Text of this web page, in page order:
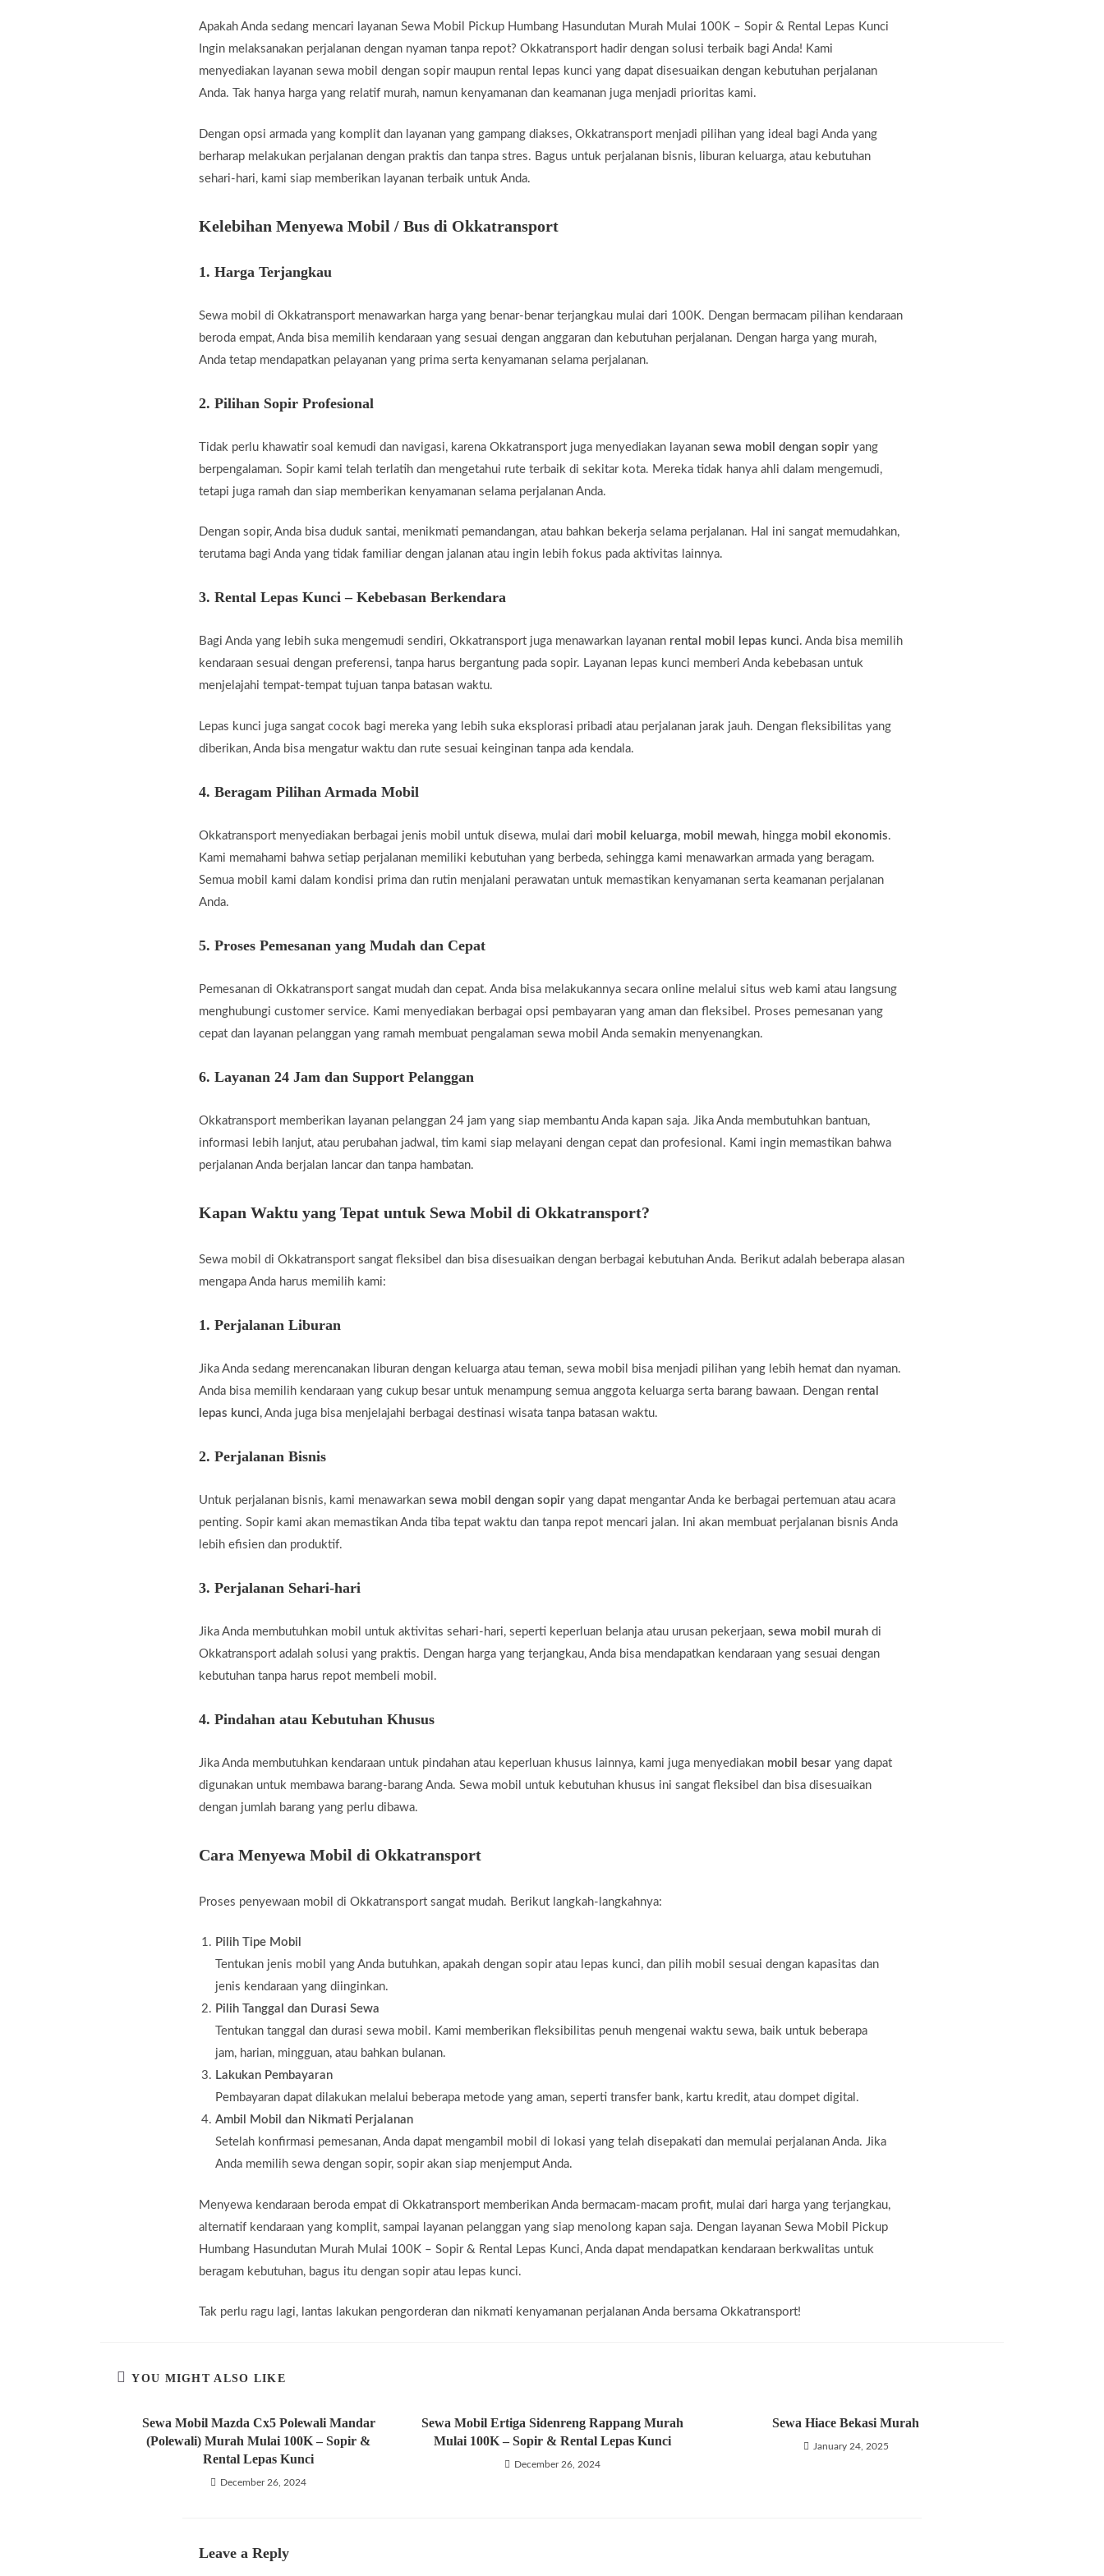
Apakah Anda sedang mencari layanan Sewa Mobil Pickup Humbang Hasundutan Murah Mulai 100K – Sopir & Rental Lepas Kunci
Ingin melaksanakan perjalanan dengan nyaman tanpa repot? Okkatransport hadir dengan solusi terbaik bagi Anda! Kami
menyediakan layanan sewa mobil dengan sopir maupun rental lepas kunci yang dapat disesuaikan dengan kebutuhan perjalanan
Anda. Tak hanya harga yang relatif murah, namun kenyamanan dan keamanan juga menjadi prioritas kami.
Dengan opsi armada yang komplit dan layanan yang gampang diakses, Okkatransport menjadi pilihan yang ideal bagi Anda yang
berharap melakukan perjalanan dengan praktis dan tanpa stres. Bagus untuk perjalanan bisnis, liburan keluarga, atau kebutuhan
sehari-hari, kami siap memberikan layanan terbaik untuk Anda.
Kelebihan Menyewa Mobil / Bus di Okkatransport
1. Harga Terjangkau
Sewa mobil di Okkatransport menawarkan harga yang benar-benar terjangkau mulai dari 100K. Dengan bermacam pilihan kendaraan
beroda empat, Anda bisa memilih kendaraan yang sesuai dengan anggaran dan kebutuhan perjalanan. Dengan harga yang murah,
Anda tetap mendapatkan pelayanan yang prima serta kenyamanan selama perjalanan.
2. Pilihan Sopir Profesional
Tidak perlu khawatir soal kemudi dan navigasi, karena Okkatransport juga menyediakan layanan sewa mobil dengan sopir yang
berpengalaman. Sopir kami telah terlatih dan mengetahui rute terbaik di sekitar kota. Mereka tidak hanya ahli dalam mengemudi,
tetapi juga ramah dan siap memberikan kenyamanan selama perjalanan Anda.
Dengan sopir, Anda bisa duduk santai, menikmati pemandangan, atau bahkan bekerja selama perjalanan. Hal ini sangat memudahkan,
terutama bagi Anda yang tidak familiar dengan jalanan atau ingin lebih fokus pada aktivitas lainnya.
3. Rental Lepas Kunci – Kebebasan Berkendara
Bagi Anda yang lebih suka mengemudi sendiri, Okkatransport juga menawarkan layanan rental mobil lepas kunci. Anda bisa memilih
kendaraan sesuai dengan preferensi, tanpa harus bergantung pada sopir. Layanan lepas kunci memberi Anda kebebasan untuk
menjelajahi tempat-tempat tujuan tanpa batasan waktu.
Lepas kunci juga sangat cocok bagi mereka yang lebih suka eksplorasi pribadi atau perjalanan jarak jauh. Dengan fleksibilitas yang
diberikan, Anda bisa mengatur waktu dan rute sesuai keinginan tanpa ada kendala.
4. Beragam Pilihan Armada Mobil
Okkatransport menyediakan berbagai jenis mobil untuk disewa, mulai dari mobil keluarga, mobil mewah, hingga mobil ekonomis.
Kami memahami bahwa setiap perjalanan memiliki kebutuhan yang berbeda, sehingga kami menawarkan armada yang beragam.
Semua mobil kami dalam kondisi prima dan rutin menjalani perawatan untuk memastikan kenyamanan serta keamanan perjalanan
Anda.
5. Proses Pemesanan yang Mudah dan Cepat
Pemesanan di Okkatransport sangat mudah dan cepat. Anda bisa melakukannya secara online melalui situs web kami atau langsung
menghubungi customer service. Kami menyediakan berbagai opsi pembayaran yang aman dan fleksibel. Proses pemesanan yang
cepat dan layanan pelanggan yang ramah membuat pengalaman sewa mobil Anda semakin menyenangkan.
6. Layanan 24 Jam dan Support Pelanggan
Okkatransport memberikan layanan pelanggan 24 jam yang siap membantu Anda kapan saja. Jika Anda membutuhkan bantuan,
informasi lebih lanjut, atau perubahan jadwal, tim kami siap melayani dengan cepat dan profesional. Kami ingin memastikan bahwa
perjalanan Anda berjalan lancar dan tanpa hambatan.
Kapan Waktu yang Tepat untuk Sewa Mobil di Okkatransport?
Sewa mobil di Okkatransport sangat fleksibel dan bisa disesuaikan dengan berbagai kebutuhan Anda. Berikut adalah beberapa alasan
mengapa Anda harus memilih kami:
1. Perjalanan Liburan
Jika Anda sedang merencanakan liburan dengan keluarga atau teman, sewa mobil bisa menjadi pilihan yang lebih hemat dan nyaman.
Anda bisa memilih kendaraan yang cukup besar untuk menampung semua anggota keluarga serta barang bawaan. Dengan rental
lepas kunci, Anda juga bisa menjelajahi berbagai destinasi wisata tanpa batasan waktu.
2. Perjalanan Bisnis
Untuk perjalanan bisnis, kami menawarkan sewa mobil dengan sopir yang dapat mengantar Anda ke berbagai pertemuan atau acara
penting. Sopir kami akan memastikan Anda tiba tepat waktu dan tanpa repot mencari jalan. Ini akan membuat perjalanan bisnis Anda
lebih efisien dan produktif.
3. Perjalanan Sehari-hari
Jika Anda membutuhkan mobil untuk aktivitas sehari-hari, seperti keperluan belanja atau urusan pekerjaan, sewa mobil murah di
Okkatransport adalah solusi yang praktis. Dengan harga yang terjangkau, Anda bisa mendapatkan kendaraan yang sesuai dengan
kebutuhan tanpa harus repot membeli mobil.
4. Pindahan atau Kebutuhan Khusus
Jika Anda membutuhkan kendaraan untuk pindahan atau keperluan khusus lainnya, kami juga menyediakan mobil besar yang dapat
digunakan untuk membawa barang-barang Anda. Sewa mobil untuk kebutuhan khusus ini sangat fleksibel dan bisa disesuaikan
dengan jumlah barang yang perlu dibawa.
Cara Menyewa Mobil di Okkatransport
Proses penyewaan mobil di Okkatransport sangat mudah. Berikut langkah-langkahnya:
Pilih Tipe Mobil
Tentukan jenis mobil yang Anda butuhkan, apakah dengan sopir atau lepas kunci, dan pilih mobil sesuai dengan kapasitas dan
jenis kendaraan yang diinginkan.
Pilih Tanggal dan Durasi Sewa
Tentukan tanggal dan durasi sewa mobil. Kami memberikan fleksibilitas penuh mengenai waktu sewa, baik untuk beberapa
jam, harian, mingguan, atau bahkan bulanan.
Lakukan Pembayaran
Pembayaran dapat dilakukan melalui beberapa metode yang aman, seperti transfer bank, kartu kredit, atau dompet digital.
Ambil Mobil dan Nikmati Perjalanan
Setelah konfirmasi pemesanan, Anda dapat mengambil mobil di lokasi yang telah disepakati dan memulai perjalanan Anda. Jika
Anda memilih sewa dengan sopir, sopir akan siap menjemput Anda.
Menyewa kendaraan beroda empat di Okkatransport memberikan Anda bermacam-macam profit, mulai dari harga yang terjangkau,
alternatif kendaraan yang komplit, sampai layanan pelanggan yang siap menolong kapan saja. Dengan layanan Sewa Mobil Pickup
Humbang Hasundutan Murah Mulai 100K – Sopir & Rental Lepas Kunci, Anda dapat mendapatkan kendaraan berkwalitas untuk
beragam kebutuhan, bagus itu dengan sopir atau lepas kunci.
Tak perlu ragu lagi, lantas lakukan pengorderan dan nikmati kenyamanan perjalanan Anda bersama Okkatransport!
YOU MIGHT ALSO LIKE
Sewa Mobil Mazda Cx5 Polewali Mandar
(Polewali) Murah Mulai 100K – Sopir &
Rental Lepas Kunci
December 26, 2024
Sewa Mobil Ertiga Sidenreng Rappang Murah
Mulai 100K – Sopir & Rental Lepas Kunci
December 26, 2024
Sewa Hiace Bekasi Murah
January 24, 2025
Leave a Reply